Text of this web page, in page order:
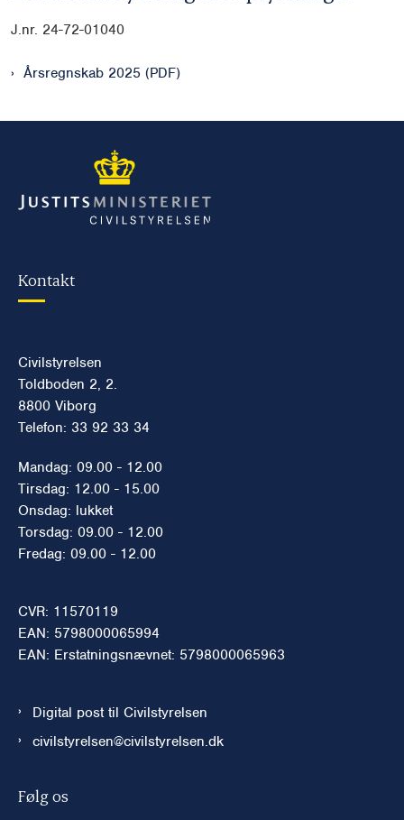
J.nr. 24-72-01040
Årsregnskab 2025 (PDF)
Kontakt
Civilstyrelsen
Toldboden 2, 2.
8800 Viborg
Telefon: 33 92 33 34
Mandag: 09.00 - 12.00
Tirsdag: 12.00 - 15.00
Onsdag: lukket
Torsdag: 09.00 - 12.00
Fredag: 09.00 - 12.00
CVR: 11570119
EAN: 5798000065994
EAN: Erstatningsnævnet: 5798000065963
Digital post til Civilstyrelsen
civilstyrelsen@civilstyrelsen.dk
Følg os